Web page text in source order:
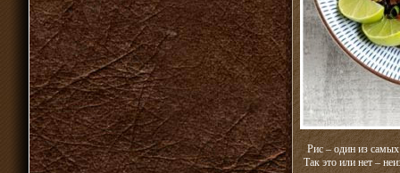
Рис – один из
Так это или нет –